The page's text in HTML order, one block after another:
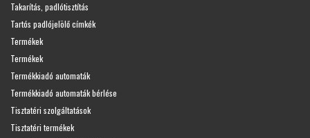
Takarítás, padlótisztítás
Tartós padlójelölő címkék
Termékek
Termékek
Termékkiadó automaták
Termékkiadó automaták bérlése
Tisztatéri szolgáltatások
Tisztatéri termékek